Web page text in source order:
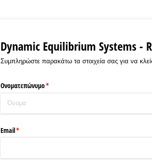
Dynamic Equilibrium Systems -
Συμπληρώστε παρακάτω τα στοιχεία σας για να
Ονοματεπώνυμο*
(υποχρεωτικό)
Email*
(υποχρεωτικό)